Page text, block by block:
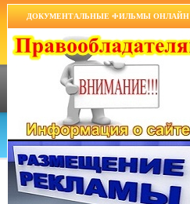
ДОКУМЕНТАЛЬНЫЕ ФИЛЬМЫ ОНЛАЙН